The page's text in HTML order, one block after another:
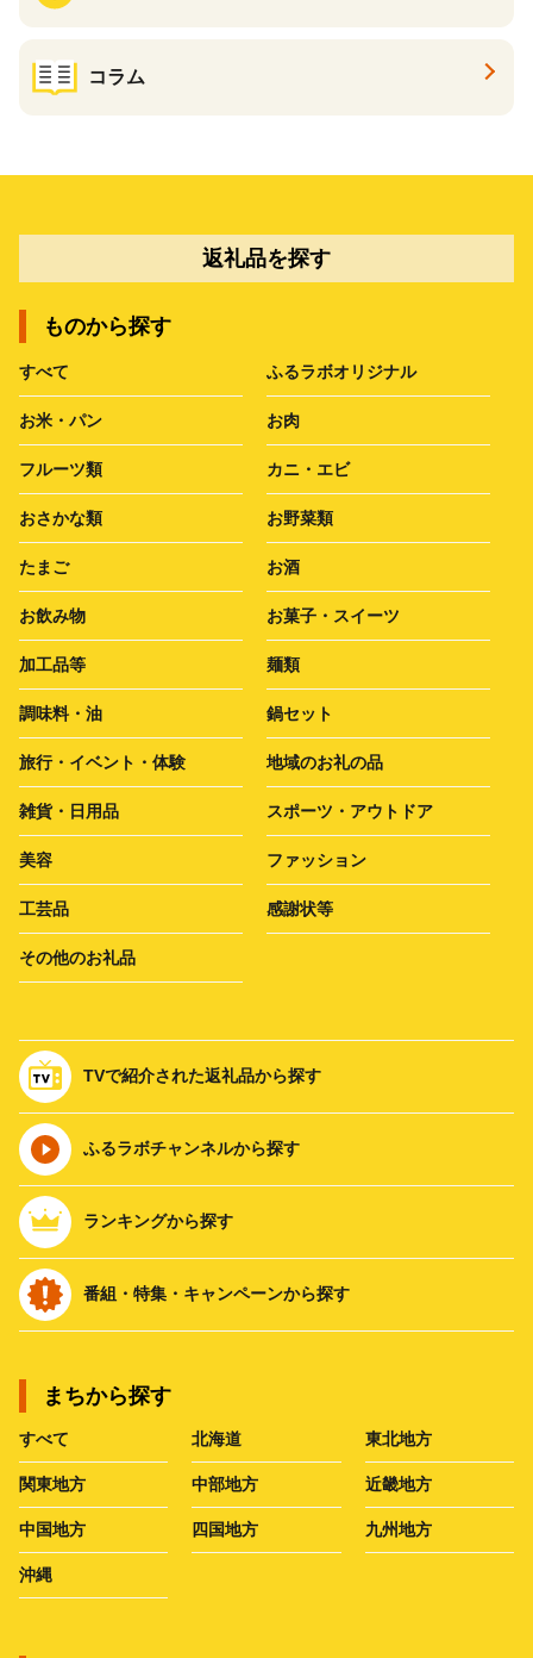
コラム
返礼品を探す
ものから探す
すべて ふるラボオリジナル
お米・パン お肉
フルーツ類 カニ・エビ
おさかな類 お野菜類
たまご お酒
お飲み物 お菓子・スイーツ
加工品等 麺類
調味料・油 鍋セット
旅行・イベント・体験 地域のお礼の品
雑貨・日用品 スポーツ・アウトドア
美容 ファッション
工芸品 感謝状等
その他のお礼品
TVで紹介された返礼品から探す
ふるラボチャンネルから探す
ランキングから探す
番組・特集・キャンペーンから探す
まちから探す
すべて 北海道 東北地方
関東地方 中部地方 近畿地方
中国地方 四国地方 九州地方
沖縄